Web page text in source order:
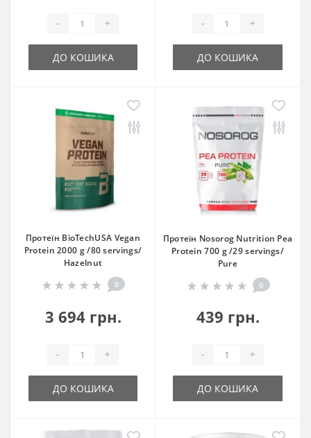
- +
ДО КОШИКА
- +
ДО КОШИКА
Протеїн BioTechUSA Vegan
Protein 2000 g /80 servings/
Hazelnut
0
3 694 грн.
- +
ДО КОШИКА
Протеїн Nosorog Nutrition Pea
Protein 700 g /29 servings/
Pure
0
439 грн.
- +
ДО КОШИКА